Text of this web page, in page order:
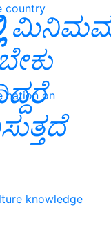
country
nation on
knowledge